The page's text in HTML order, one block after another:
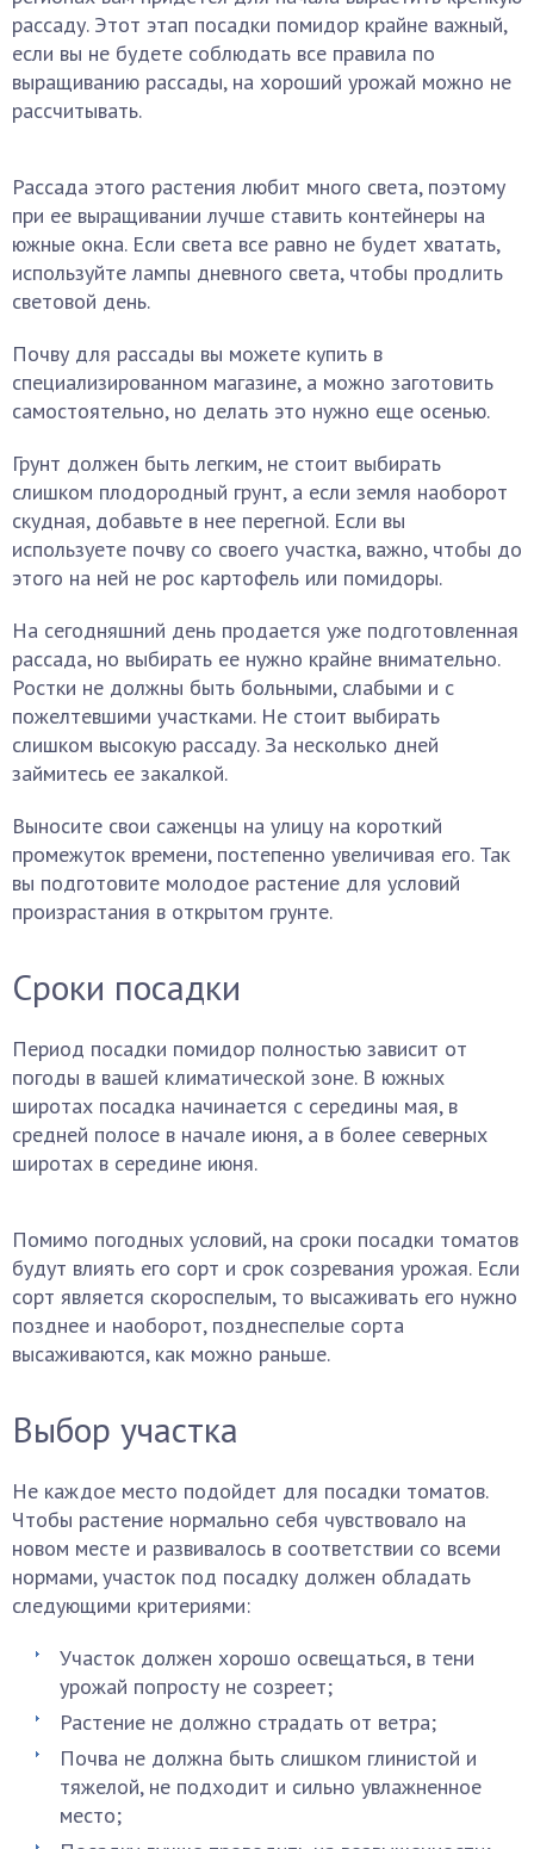
рассаду. Этот этап посадки помидор крайне важный,
если вы не будете соблюдать все правила по
выращиванию рассады, на хороший урожай можно не
рассчитывать.
Рассада этого растения любит много света, поэтому
при ее выращивании лучше ставить контейнеры на
южные окна. Если света все равно не будет хватать,
используйте лампы дневного света, чтобы продлить
световой день.
Почву для рассады вы можете купить в
специализированном магазине, а можно заготовить
самостоятельно, но делать это нужно еще осенью.
Грунт должен быть легким, не стоит выбирать
слишком плодородный грунт, а если земля наоборот
скудная, добавьте в нее перегной. Если вы
используете почву со своего участка, важно, чтобы до
этого на ней не рос картофель или помидоры.
На сегодняшний день продается уже подготовленная
рассада, но выбирать ее нужно крайне внимательно.
Ростки не должны быть больными, слабыми и с
пожелтевшими участками. Не стоит выбирать
слишком высокую рассаду. За несколько дней
займитесь ее закалкой.
Выносите свои саженцы на улицу на короткий
промежуток времени, постепенно увеличивая его. Так
вы подготовите молодое растение для условий
произрастания в открытом грунте.
Сроки посадки
Период посадки помидор полностью зависит от
погоды в вашей климатической зоне. В южных
широтах посадка начинается с середины мая, в
средней полосе в начале июня, а в более северных
широтах в середине июня.
Помимо погодных условий, на сроки посадки томатов
будут влиять его сорт и срок созревания урожая. Если
сорт является скороспелым, то высаживать его нужно
позднее и наоборот, позднеспелые сорта
высаживаются, как можно раньше.
Выбор участка
Не каждое место подойдет для посадки томатов.
Чтобы растение нормально себя чувствовало на
новом месте и развивалось в соответствии со всеми
нормами, участок под посадку должен обладать
следующими критериями:
Участок должен хорошо освещаться, в тени
урожай попросту не созреет;
Растение не должно страдать от ветра;
Почва не должна быть слишком глинистой и
тяжелой, не подходит и сильно увлажненное
место;